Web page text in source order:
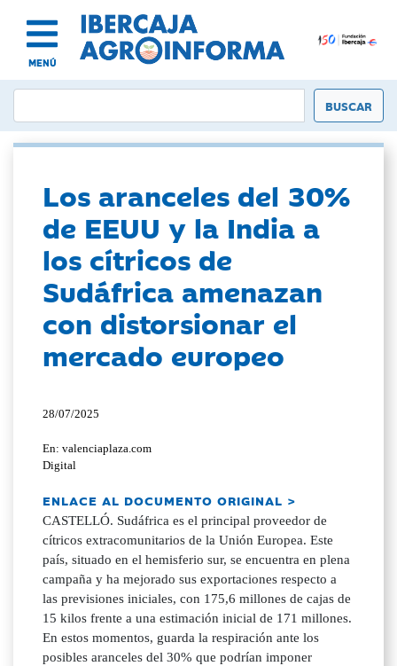
MENÚ
Los aranceles del 30%
de EEUU y la India a
los cítricos de
Sudáfrica amenazan
con distorsionar el
mercado europeo
28/07/2025
En: valenciaplaza.com
Digital
ENLACE AL DOCUMENTO ORIGINAL >
CASTELLÓ. Sudáfrica es el principal proveedor de
cítricos extracomunitarios de la Unión Europea. Este
país, situado en el hemisferio sur, se encuentra en plena
campaña y ha mejorado sus exportaciones respecto a
las previsiones iniciales, con 175,6 millones de cajas de
15 kilos frente a una estimación inicial de 171 millones.
En estos momentos, guarda la respiración ante los
posibles aranceles del 30% que podrían imponer